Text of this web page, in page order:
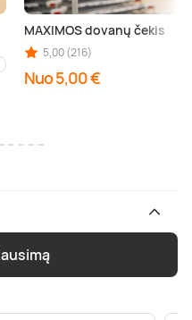
Palanga (aps.), Nida (aps.),
miestai
MAXIMOS dovanų čekis
5,00 (216)
Nuo 5,00 €